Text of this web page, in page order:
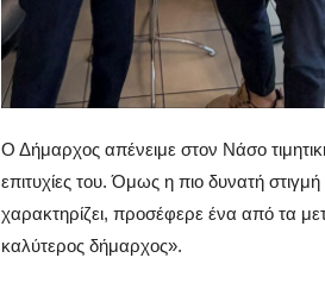
Ο Δήμαρχος απένειμε στον Νάσο
επιτυχίες του. Όμως η πιο δυνατή
χαρακτηρίζει, προσέφερε ένα από τα
καλύτερος δήμαρχος».